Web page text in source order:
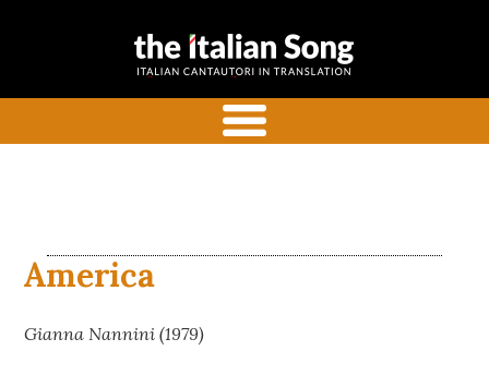
the italian
commentate in inglese
America
Gianna Nannini (1979)